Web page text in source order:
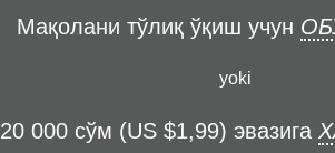
Мақолани тўлиқ ўқиш учун
yoki
20 000 сўм (US $1,99) эвазига